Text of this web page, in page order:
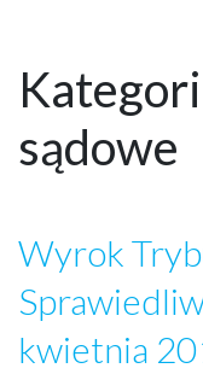
sądowe
Wyrok
kwietnia